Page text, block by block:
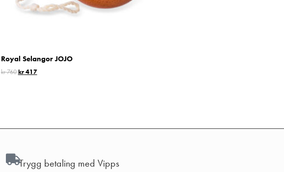
Royal Selangor JOJO
kr760kr417
Trygg betaling med Vipps